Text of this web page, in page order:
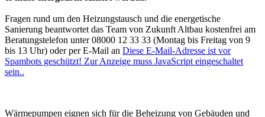
Fragen rund um den Heizungstausch und die energetische
Sanierung beantwortet das Team von Zukunft Altbau kostenfrei am
Beratungstelefon unter 08000 12 33 33 (Montag bis Freitag von 9
bis 13 Uhr) oder per E-Mail an Diese E-Mail-Adresse ist vor
Spambots geschützt! Zur Anzeige muss JavaScript eingeschaltet
sein..
Wärmepumpen eignen sich für die Beheizung von Gebäuden und